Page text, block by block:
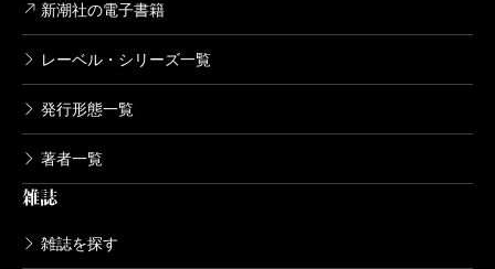
新潮社の電子書籍
レーベル・シリーズ一覧
発行形態一覧
著者一覧
雑誌
雑誌を探す